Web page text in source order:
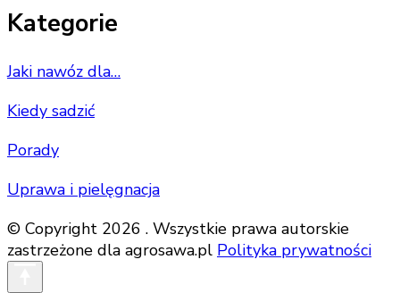
Kategorie
Jaki nawóz dla…
Kiedy sadzić
Porady
Uprawa i pielęgnacja
© Copyright 2026 . Wszystkie prawa autorskie
zastrzeżone dla agrosawa.pl Polityka prywatności